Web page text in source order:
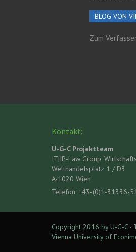
BLOG VON
Zum
Kontakt:
U-G-C Projektteam
IT|IP-Law Group,
Welthandelsplatz 1 / D3
A-1020 Wien
Telefon: +43-(0)1-31336-
Copyright 2016 by U-G-C -
Vienna University of